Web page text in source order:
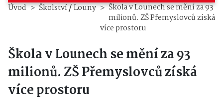
Úvod Školství/Louny
Škola v Lounech se mění za 93
milionů. ZŠ Přemyslovců získá
více prostoru
Škola v Lounech se mění za 93
milionů. ZŠ Přemyslovců získá
více prostoru